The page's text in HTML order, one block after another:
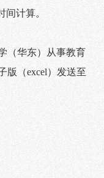
间计算。
（华东）从事教育
版（excel）发送至